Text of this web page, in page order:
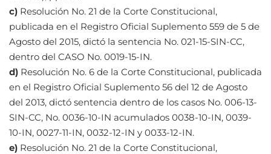
c) Resolución No. 21 de la Corte Constitucional,
publicada en el Registro Oficial Suplemento 559 de 5 de
Agosto del 2015, dictó la sentencia No. 021-15-SIN-CC,
dentro del CASO No. 0019-15-IN.
d) Resolución No. 6 de la Corte Constitucional, publicada
en el Registro Oficial Suplemento 56 del 12 de Agosto
del 2013, dictó sentencia dentro de los casos No. 006-13-
SIN-CC, No. 0036-10-IN acumulados 0038-10-IN, 0039-
10-IN, 0027-11-IN, 0032-12-IN y 0033-12-IN.
e) Resolución No. 21 de la Corte Constitucional,